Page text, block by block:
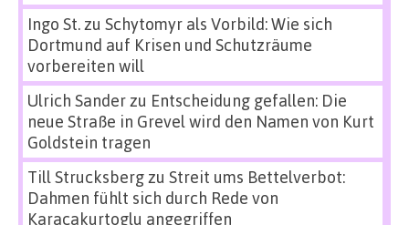
Ingo St.zu Schytomyr als Vorbild: Wie sich
Dortmund auf Krisen und Schutzräume
vorbereiten will
Ulrich Sanderzu Entscheidung gefallen: Die
neue Straße in Grevel wird den Namen von Kurt
Goldstein tragen
Till Strucksbergzu Streit ums Bettelverbot:
Dahmen fühlt sich durch Rede von
Karacakurtoglu angegriffen